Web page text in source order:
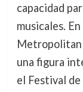
capacidad
musicales.
Metropolitan
una figura
el Festival de